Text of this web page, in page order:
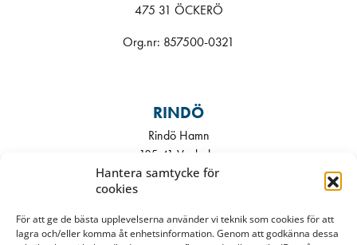
Hantera samtycke för
cookies
För att ge de bästa upplevelserna använder vi teknik som cookies för att
lagra och/eller komma åt enhetsinformation. Genom att godkänna dessa
475 31 ÖCKERÖ
Org.nr: 857500-0321
RINDÖ
Rindö Hamn
185 41 Vaxholm
Bokningspolicy
Frågor & Svar